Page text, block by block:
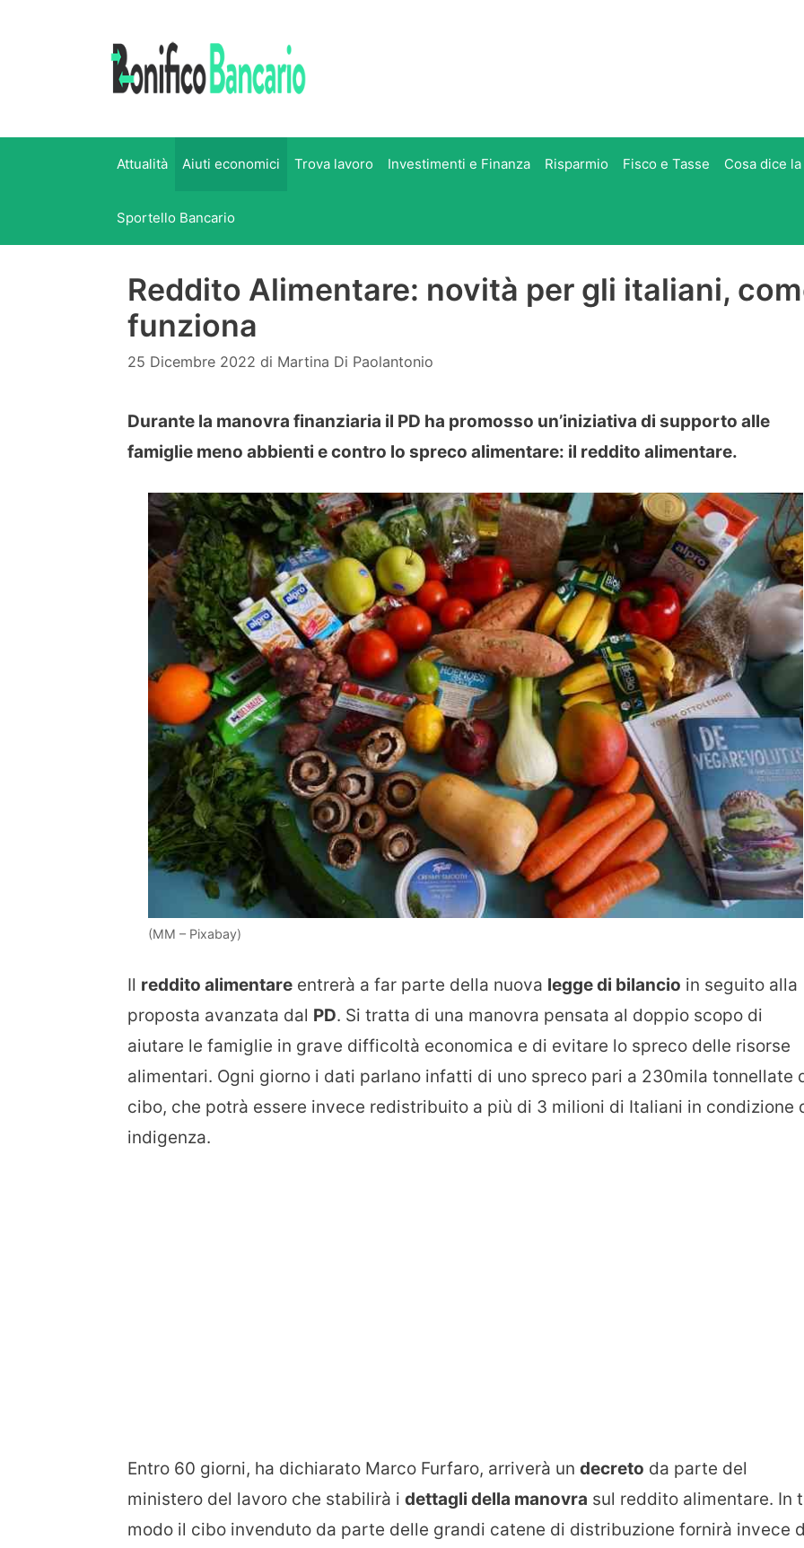
Attualità Aiuti economici Trova lavoro Investimenti e Finanza Risparmio Fisco e Tasse Cosa dice
Sportello Bancario
Reddito Alimentare: novità per gli italiani,
funziona
25 Dicembre 2022 di Martina Di Paolantonio
Durante la manovra finanziaria il PD ha promosso un’iniziativa di supporto alle
famiglie meno abbienti e contro lo spreco alimentare: il reddito alimentare.
(MM – Pixabay)
Il reddito alimentare entrerà a far parte della nuova legge di bilancio in seguito alla
proposta avanzata dal PD. Si tratta di una manovra pensata al doppio scopo di
aiutare le famiglie in grave difficoltà economica e di evitare lo spreco delle risorse
alimentari. Ogni giorno i dati parlano infatti di uno spreco pari a 230mila tonnellate
cibo, che potrà essere invece redistribuito a più di 3 milioni di Italiani in condizione
indigenza.
Entro 60 giorni, ha dichiarato Marco Furfaro, arriverà un decreto da parte del
ministero del lavoro che stabilirà i dettagli della manovra sul reddito alimentare. In
modo il cibo invenduto da parte delle grandi catene di distribuzione fornirà invece